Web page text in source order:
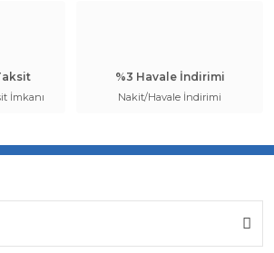
İmkanı
%3 Havale İndirimi
Nakit/Havale İndirimi